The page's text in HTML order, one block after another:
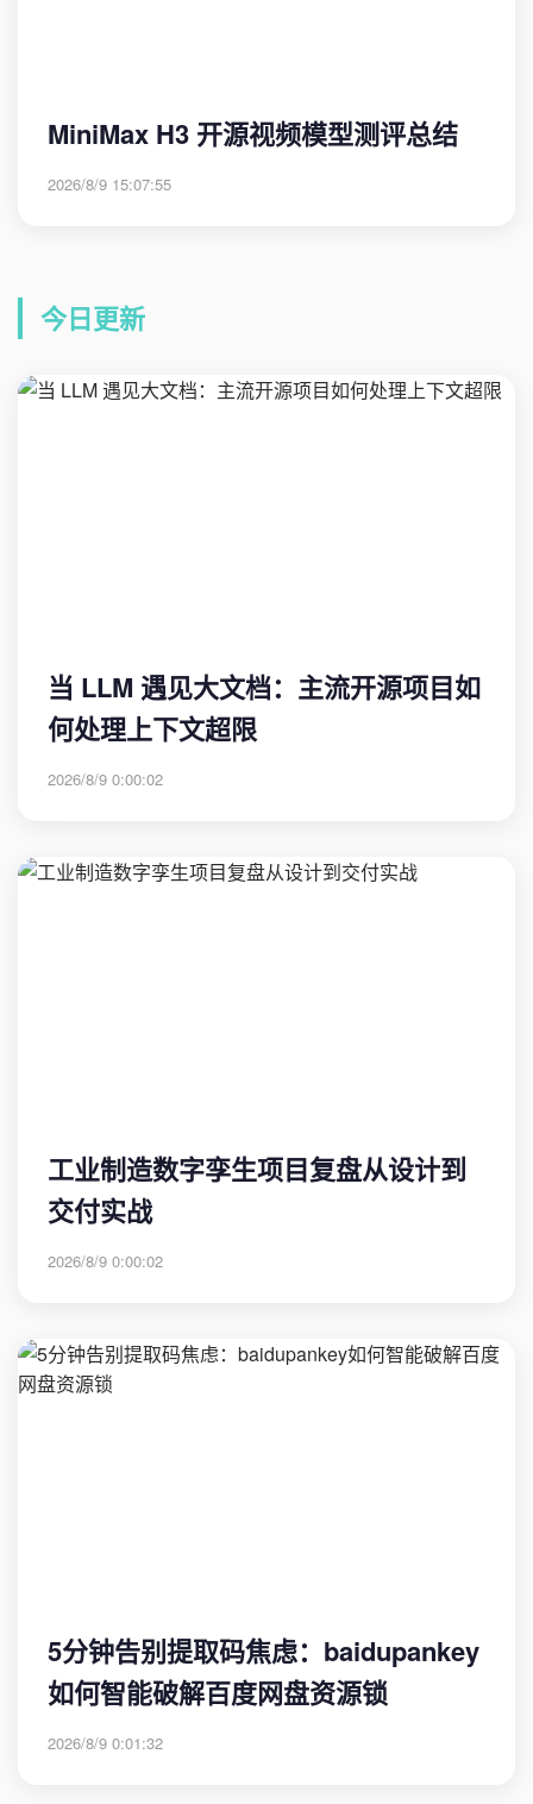
MiniMax H3 开源视频模型测评总结
2026/8/9 15:07:55
今日更新
当 LLM 遇见大文档：主流开源项目如
何处理上下文超限
2026/8/9 0:00:02
工业制造数字孪生项目复盘从设计到
交付实战
2026/8/9 0:00:02
5分钟告别提取码焦虑：baidupankey
如何智能破解百度网盘资源锁
2026/8/9 0:01:32